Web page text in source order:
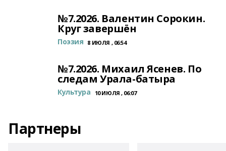
№7.2026. Валентин Сорокин.
Круг завершён
Поэзия 8 ИЮЛЯ , 06:54
№7.2026. Михаил Ясенев. По
следам Урала-батыра
Культура 10 ИЮЛЯ , 06:07
Партнеры